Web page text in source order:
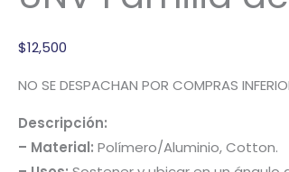
$12,500
NO SE DESPACHAN POR COMPRAS
Descripción:
– Material: Polímero/Aluminio, Cotton.